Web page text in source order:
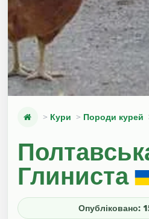
Кури Породи курей
Глиниста
Опубліковано: